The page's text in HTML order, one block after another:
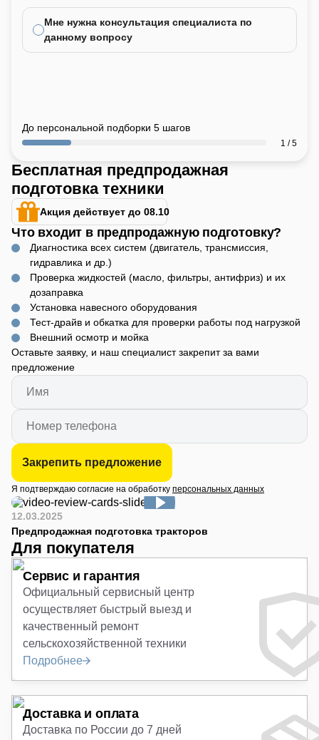
Регулировка колеи:
2423 мм
Наличие ГУР
Реверс:
Нет
Ширина
1300 мм
Назначения:
Универсальное
Синхронизатор КПП:
Да
Тип навесной системы
Трёхточечная
Наличие гидропривода
Да
Количество передач
6/2
Колея:
960/1000 мм
Кондиционер:
Нет
Мне нужна консультация специалиста по
данному вопросу
До персональной подборки 5 шагов
1 / 5
Бесплатная предпродажная
подготовка техники
Акция действует до 08.10
Что входит в предпродажную подготовку?
Диагностика всех систем (двигатель, трансмиссия,
гидравлика и др.)
Проверка жидкостей (масло, фильтры, антифриз) и их
дозаправка
Установка навесного оборудования
Тест-драйв и обкатка для проверки работы под нагрузкой
Внешний осмотр и мойка
Оставьте заявку, и наш специалист закрепит за вами
предложение
Закрепить предложение
Я подтверждаю согласие на обработку персональных данных
12.03.2025
Предпродажная подготовка тракторов
Для покупателя
Сервис и гарантия
Официальный сервисный центр
осуществляет быстрый выезд и
качественный ремонт
сельскохозяйственной техники
Подробнее
Доставка и оплата
Доставка по России до 7 дней